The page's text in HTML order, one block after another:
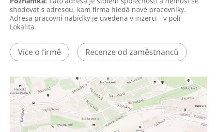
shodovat s adresou, kam firma hledá nové pracovníky.
Adresa pracovní nabídky je uvedena v inzerci - v poli
Lokalita.
Více o firmě Recenze od zaměstnanců